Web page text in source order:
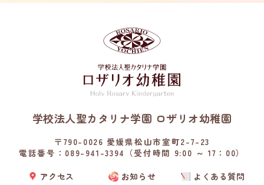
学校法人聖カタリナ学園 ロザリオ幼稚園
〒790-0026 愛媛県松山市室町2-7-23
電話番号：089-941-3394（受付時間 9:00 ～ 17：00）
アクセス お知らせ よくある質問